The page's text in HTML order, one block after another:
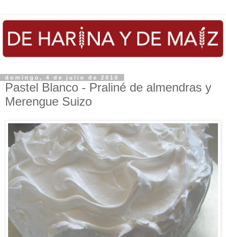
domingo, 4 de julio de 2010
Pastel Blanco - Praliné de almendras y
Merengue Suizo